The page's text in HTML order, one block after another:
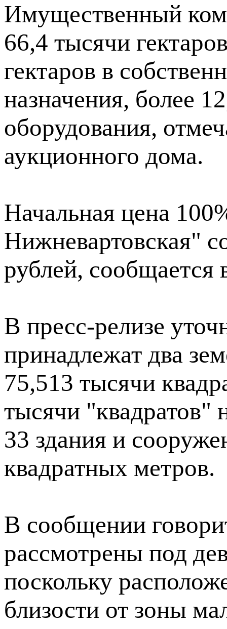
Имущественный
66,4 тысячи
гектаров в
назначения, более
оборудования,
аукционного дома.
Начальная цена
Нижневартовская"
рублей, сообщается
В пресс-релизе
принадлежат два
75,513 тысячи
тысячи "квадратов"
33 здания и
квадратных метров.
В сообщении
рассмотрены под
поскольку
близости от зоны